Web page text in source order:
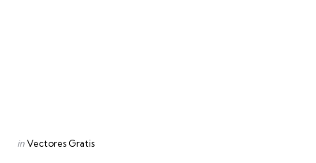
Categories
Posted
inVectores Gratis